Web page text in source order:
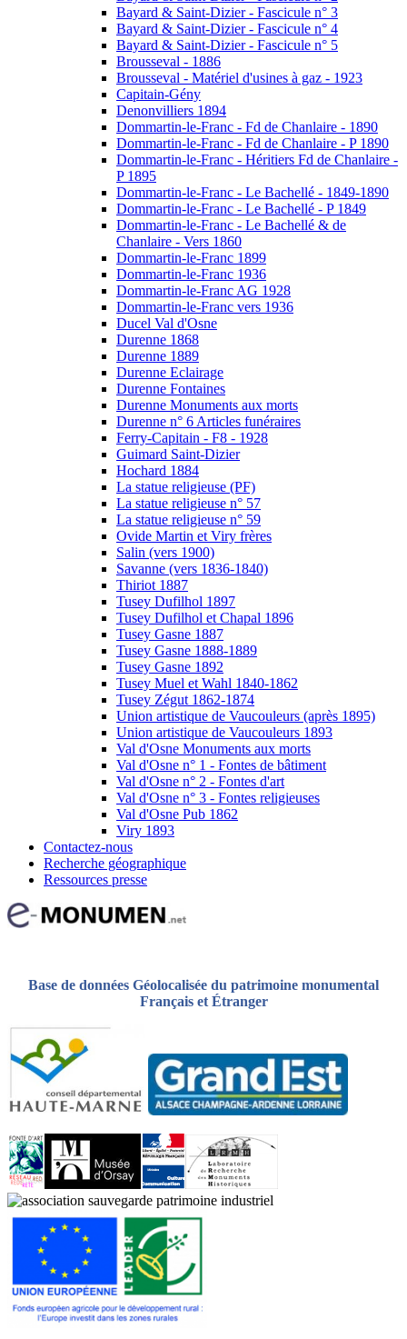
Bayard & Saint-Dizier - Fascicule n° 3
Bayard & Saint-Dizier - Fascicule n° 4
Bayard & Saint-Dizier - Fascicule n° 5
Brousseval - 1886
Brousseval - Matériel d'usines à gaz - 1923
Capitain-Gény
Denonvilliers 1894
Dommartin-le-Franc - Fd de Chanlaire - 1890
Dommartin-le-Franc - Fd de Chanlaire - P 1890
Dommartin-le-Franc - Héritiers Fd de Chanlaire -
P 1895
Dommartin-le-Franc - Le Bachellé - 1849-1890
Dommartin-le-Franc - Le Bachellé - P 1849
Dommartin-le-Franc - Le Bachellé & de
Chanlaire - Vers 1860
Dommartin-le-Franc 1899
Dommartin-le-Franc 1936
Dommartin-le-Franc AG 1928
Dommartin-le-Franc vers 1936
Ducel Val d'Osne
Durenne 1868
Durenne 1889
Durenne Eclairage
Durenne Fontaines
Durenne Monuments aux morts
Durenne n° 6 Articles funéraires
Ferry-Capitain - F8 - 1928
Guimard Saint-Dizier
Hochard 1884
La statue religieuse (PF)
La statue religieuse n° 57
La statue religieuse n° 59
Ovide Martin et Viry frères
Salin (vers 1900)
Savanne (vers 1836-1840)
Thiriot 1887
Tusey Dufilhol 1897
Tusey Dufilhol et Chapal 1896
Tusey Gasne 1887
Tusey Gasne 1888-1889
Tusey Gasne 1892
Tusey Muel et Wahl 1840-1862
Tusey Zégut 1862-1874
Union artistique de Vaucouleurs (après 1895)
Union artistique de Vaucouleurs 1893
Val d'Osne Monuments aux morts
Val d'Osne n° 1 - Fontes de bâtiment
Val d'Osne n° 2 - Fontes d'art
Val d'Osne n° 3 - Fontes religieuses
Val d'Osne Pub 1862
Viry 1893
Contactez-nous
Recherche géographique
Ressources presse
Base de données Géolocalisée du patrimoine monumental
Français et Étranger